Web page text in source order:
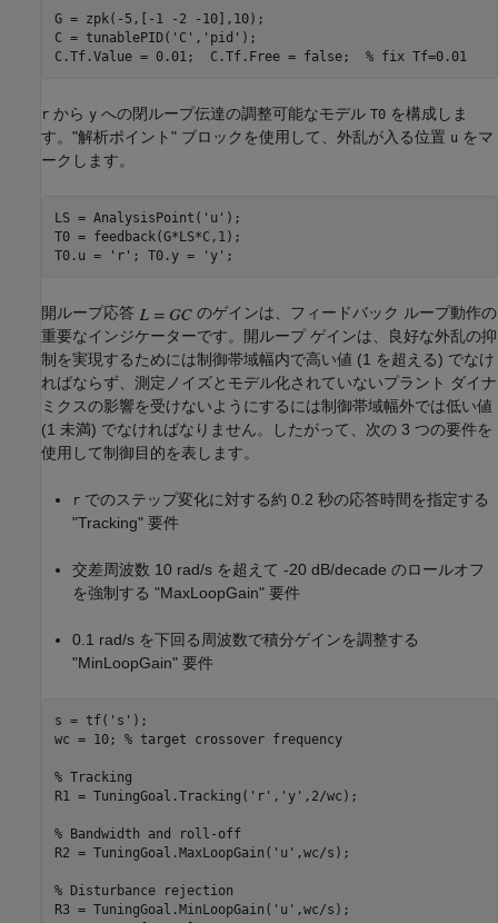
G = zpk(-5,[-1 -2 -10],10);
C = tunablePID( 'C' , 'pid' );
C.Tf.Value = 0.01;  C.Tf.Free = false; % fix Tf=0.01
r から y への閉ループ伝達の調整可能なモデル T0 を構成しま
す。"解析ポイント" ブロックを使用して、外乱が入る位置 u をマ
ークします。
LS = AnalysisPoint( 'u' );
T0 = feedback(G*LS*C,1);
T0.u =
'r' ; T0.y = 'y'
開ループ応答
のゲインは、フィードバック ループ動作の
重要なインジケーターです。開ループ ゲインは、良好な外乱の抑
制を実現するためには制御帯域幅内で高い値 (1 を超える) でなけ
ればならず、測定ノイズとモデル化されていないプラント ダイナ
ミクスの影響を受けないようにするには制御帯域幅外では低い値
(1 未満) でなければなりません。したがって、次の 3 つの要件を
使用して制御目的を表します。
r でのステップ変化に対する約 0.2 秒の応答時間を指定する
"Tracking" 要件
交差周波数 10 rad/s を超えて -20 dB/decade のロールオフ
を強制する "MaxLoopGain" 要件
0.1 rad/s を下回る周波数で積分ゲインを調整する
"MinLoopGain" 要件
s = tf( 's' );
wc = 10; % target crossover frequency
% Tracking
R1 = TuningGoal.Tracking( 'r' , 'y' ,2/wc);
% Bandwidth and roll-off
R2 = TuningGoal.MaxLoopGain( 'u' ,wc/s);
% Disturbance rejection
R3 = TuningGoal.MinLoopGain( 'u' ,wc/s);